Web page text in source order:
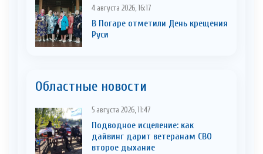
4 августа 2026, 16:17
В Погаре отметили День крещения
Руси
Областные новости
5 августа 2026, 11:47
Подводное исцеление: как
дайвинг дарит ветеранам СВО
второе дыхание